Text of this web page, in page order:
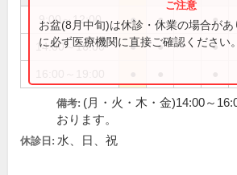
9:00～12:00 ● ● ●
14:00～16:00 ● ● ●
お盆(8月中旬)は休診・休業の場合が
に必ず医療機関に直接ご確認ください。
備考: (月・火・木・金)14:00～
おります。
休診日: 水、日、祝